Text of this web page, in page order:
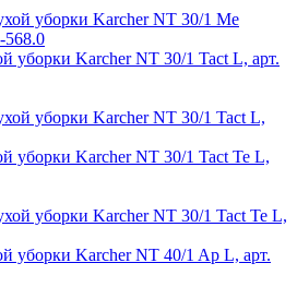
уборки Karcher NT 30/1 Tact L, арт.
уборки Karcher NT 30/1 Tact Te L,
уборки Karcher NT 40/1 Ap L, арт.